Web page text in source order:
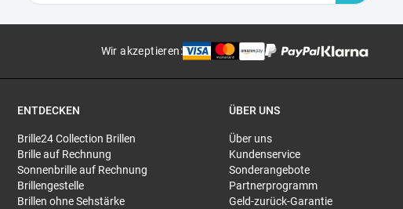
Wir akzeptieren:
ENTDECKEN
Brille24 Collection Brillen
Brille auf Rechnung
Sonnenbrille auf Rechnung
Brillengestelle
Brillen ohne Sehstärke
ÜBER UNS
Über uns
Kundenservice
Sonderangebote
Partnerprogramm
Geld-zurück-Garantie